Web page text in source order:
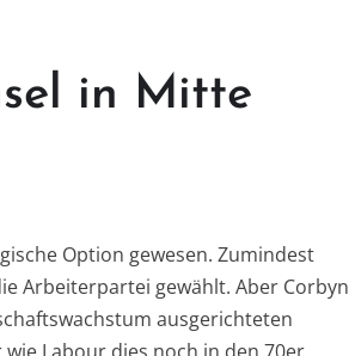
in Mitte
Option gewesen. Zumindest
Arbeiterpartei gewählt. Aber Corbyn
ausgerichteten